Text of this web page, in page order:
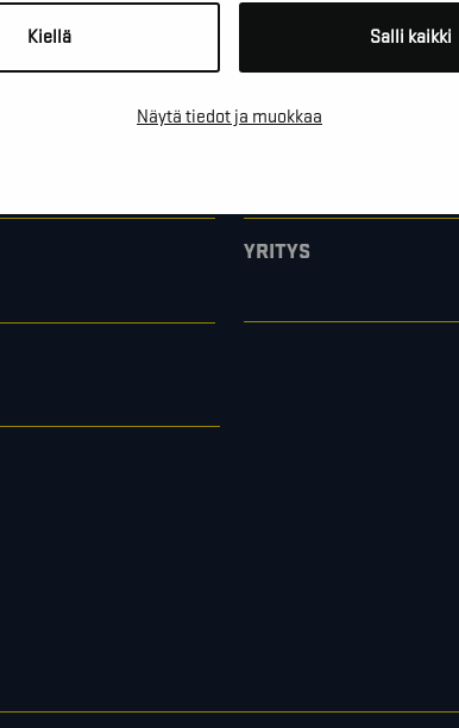
Kiellä Salli kaikki
Näytä tiedot ja muokkaa
YRITYS